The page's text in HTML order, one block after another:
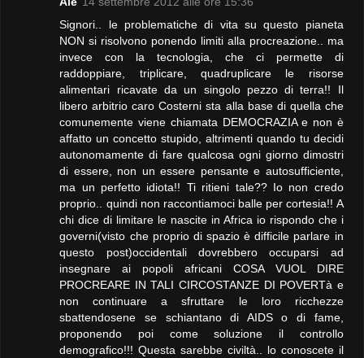
Signori.. le problematiche di vita su questo pianeta
NON si risolvono ponendo limiti alla procreazione.. ma
invece con la tecnologia, che ci permette di
raddoppiare, triplicare, quadruplicare le risorse
alimentari ricavate da un singolo pezzo di terra!! Il
libero arbitrio caro Costerni sta alla base di quella che
comunemente viene chiamata DEMOCRAZIA e non è
affatto un concetto stupido, altrimenti quando tu decidi
autonomamente di fare qualcosa ogni giorno dimostri
di essere, non un essere pensante e autosufficiente,
ma un perfetto idiota!! Ti ritieni tale?? Io non credo
proprio.. quindi non raccontiamoci balle per cortesia!! A
chi dice di limitare le nascite in Africa io rispondo che i
governi(visto che proprio di spazio è difficile parlare in
questo post)occidentali dovrebbero occuparsi ad
insegnare ai popoli africani COSA VUOL DIRE
PROCREARE IN TALI CIRCOSTANZE DI POVERTà e
non continuare a sfruttare le loro ricchezze
sbattendosene se schiantano di AIDS o di fame,
proponendo poi come soluzione il controllo
demografico!!! Questa sarebbe civiltà.. lo conoscete il